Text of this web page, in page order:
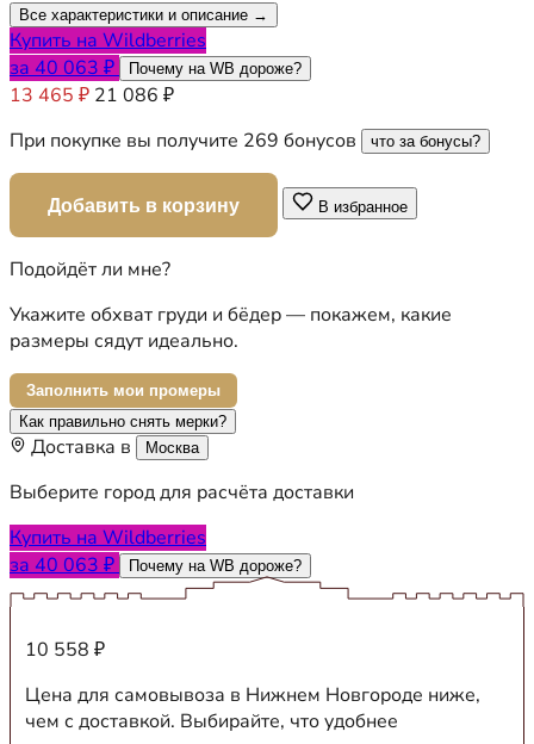
Все характеристики и описание →
Купить на Wildberries
за 40 063 ₽
Почему на WB дороже?
13 465 ₽ 21 086 ₽
При покупке вы получите 269 бонусов
что за бонусы?
Добавить в корзину В избранное
Подойдёт ли мне?
Укажите обхват груди и бёдер — покажем, какие
размеры сядут идеально.
Заполнить мои промеры
Как правильно снять мерки?
Доставка в Москва
Выберите город для расчёта доставки
Купить на Wildberries
за 40 063 ₽
Почему на WB дороже?
10 558 ₽
Цена для самовывоза в Нижнем Новгороде ниже,
чем с доставкой. Выбирайте, что удобнее